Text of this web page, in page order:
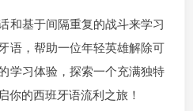
和基于间隔重复的战斗来学习
语，帮助一位年轻英雄解除可
学习体验，探索一个充满独特
你的西班牙语流利之旅！